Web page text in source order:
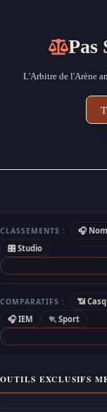
Pas
L'Arbitre de l'Arène
CLASSEMENTS : 🎧
🎛 Studio
COMPARATIFS : 📶
🎧 IEM
🏃 Sport
OUTILS EXCLUSIFS